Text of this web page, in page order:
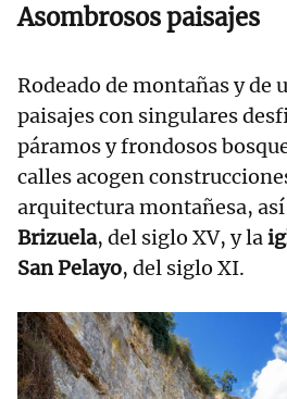
Asombrosos paisajes
Rodeado de montañas y de
paisajes con singulares
páramos y frondosos
calles acogen
arquitectura montañesa,
Brizuela, del siglo XV, y la
San Pelayo, del siglo XI.